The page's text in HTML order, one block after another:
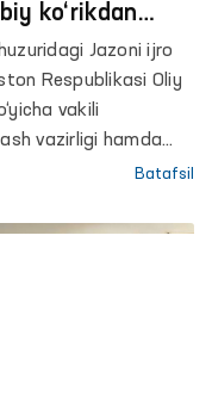
ko‘rikdan
Jazoni ijro
Respublikasi Oliy
vakili
vazirligi hamda
demokratik partiyasi
uchun
Batafsil